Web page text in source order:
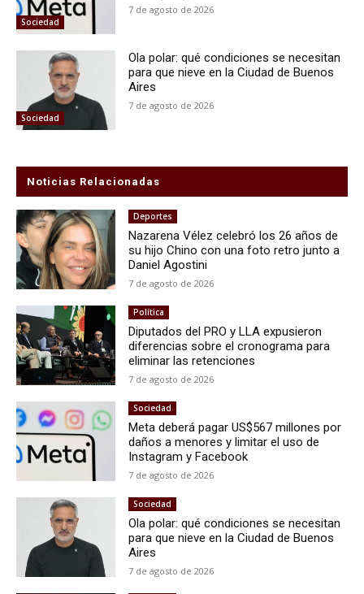
Sociedad
7 de agosto de 2026
Sociedad
Ola polar: qué condiciones se necesitan
para que nieve en la Ciudad de Buenos
Aires
7 de agosto de 2026
Noticias Relacionadas
Deportes
Nazarena Vélez celebró los 26 años de
su hijo Chino con una foto retro junto a
Daniel Agostini
7 de agosto de 2026
Política
Diputados del PRO y LLA expusieron
diferencias sobre el cronograma para
eliminar las retenciones
7 de agosto de 2026
Sociedad
Meta deberá pagar US$567 millones por
daños a menores y limitar el uso de
Instagram y Facebook
7 de agosto de 2026
Sociedad
Ola polar: qué condiciones se necesitan
para que nieve en la Ciudad de Buenos
Aires
7 de agosto de 2026